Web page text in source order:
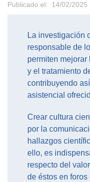
Publicado el: 14/02/2025
La investigación
responsable de
permiten
y el tratamiento
contribuyendo
asistencial
Crear cultura
por la
hallazgos
ello, es
respecto del
de éstos en